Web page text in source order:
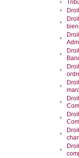
•
•
•
•
•
•
•
•
•
•
•